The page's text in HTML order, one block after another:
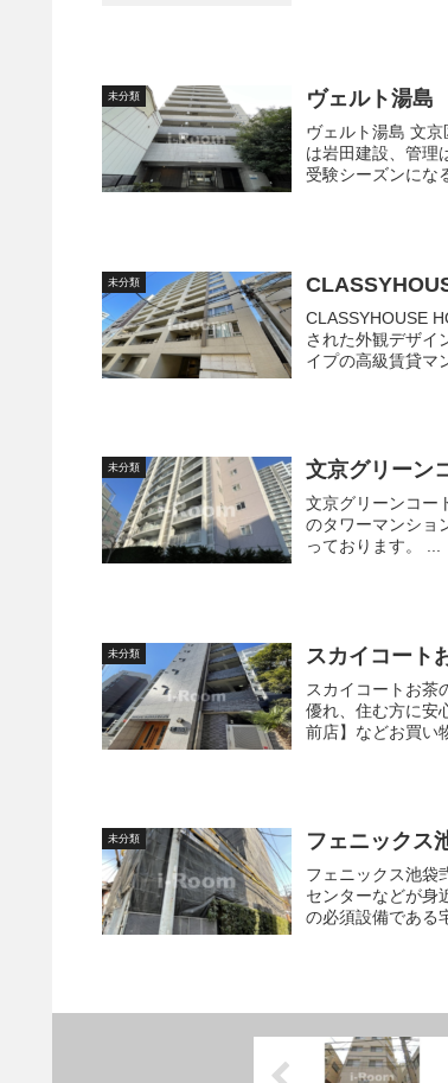
未分類 ヴェルト湯島
ヴェルト湯島 文京区湯島3丁目、歴史ある湯島で高い利便性を享受する「ヴェルト湯島」 施工
は岩田建設、管理はエ
受験シーズンにな
未分類
CLASSYHOUSE HONGO COMFORTE ブラ
された外観デザインです。 「クラッシィハウス本郷コンフォルテ
イプの高級賃貸マ
未分類 文京グリーン
文京グリーンコートビュータワー本
のタワーマンション。 各戸の間取りは1R～2LDKと幅広く、専有面積は
っております。 ...
未分類 スカイコート
スカイコートお茶の水女子大前第2 築2004年、
優れ、住む方に安心感と高級感を与え
前店】などお買い
未分類 フェニックス
フェニックス池袋弐番館 ビッグターミナル池袋駅へも1駅という近さで
センターなどが身近に
の必須設備である